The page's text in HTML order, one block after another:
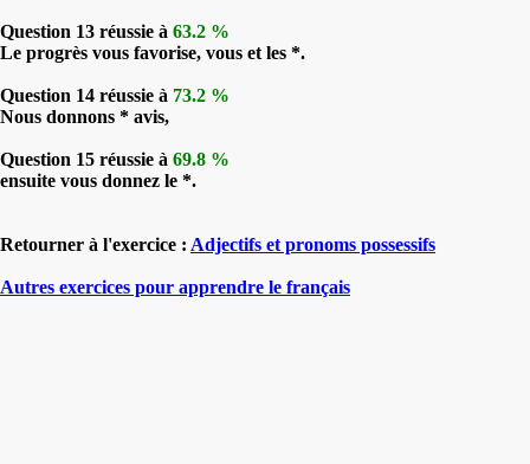
Question 13 réussie à 63.2 %
Le progrès vous favorise, vous et les *.
Question 14 réussie à 73.2 %
Nous donnons * avis,
Question 15 réussie à 69.8 %
ensuite vous donnez le *.
Retourner à l'exercice : Adjectifs et pronoms possessifs
Autres exercices pour apprendre le français